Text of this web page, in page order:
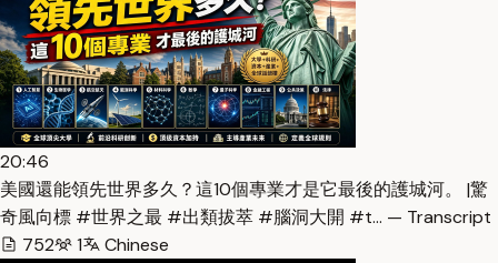
20:46
美國還能領先世界多久？這10個專業才是它最後的護城河。 |驚
奇風向標 #世界之最 #出類拔萃 #腦洞大開 #t… — Transcript
752
1 Chinese